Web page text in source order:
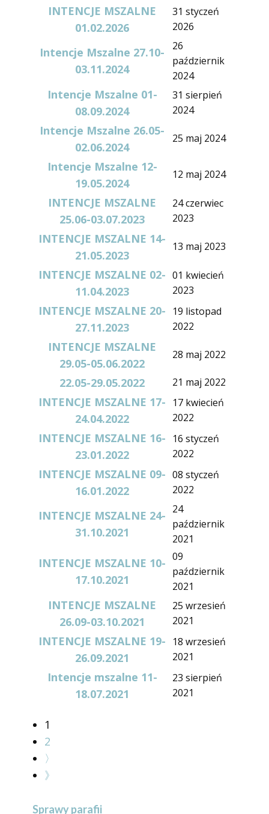
INTENCJE MSZALNE
01.02.2026
31 styczeń
2026
Intencje Mszalne 27.10-
03.11.2024
26
październik
2024
Intencje Mszalne 01-
08.09.2024
31 sierpień
2024
Intencje Mszalne 26.05-
02.06.2024
25 maj 2024
Intencje Mszalne 12-
19.05.2024
12 maj 2024
INTENCJE MSZALNE
25.06-03.07.2023
24 czerwiec
2023
INTENCJE MSZALNE 14-
21.05.2023
13 maj 2023
INTENCJE MSZALNE 02-
11.04.2023
01 kwiecień
2023
INTENCJE MSZALNE 20-
27.11.2023
19 listopad
2022
INTENCJE MSZALNE
29.05-05.06.2022
28 maj 2022
22.05-29.05.2022 21 maj 2022
INTENCJE MSZALNE 17-
24.04.2022
17 kwiecień
2022
INTENCJE MSZALNE 16-
23.01.2022
16 styczeń
2022
INTENCJE MSZALNE 09-
16.01.2022
08 styczeń
2022
INTENCJE MSZALNE 24-
31.10.2021
24
październik
2021
INTENCJE MSZALNE 10-
17.10.2021
09
październik
2021
INTENCJE MSZALNE
26.09-03.10.2021
25 wrzesień
2021
INTENCJE MSZALNE 19-
26.09.2021
18 wrzesień
2021
Intencje mszalne 11-
18.07.2021
23 sierpień
2021
1
2
〉
》
Sprawy parafii